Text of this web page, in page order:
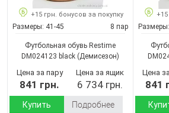
+15 грн. бонусов за покупку
Размеры: 41-45 8 пар
Футбольная обувь Restime
DM024123 black (Демисезон)
Цена за пару
841 грн.
Цена за ящик
6 734 грн.
Купить Подробнее
Размеры:
Цена
841